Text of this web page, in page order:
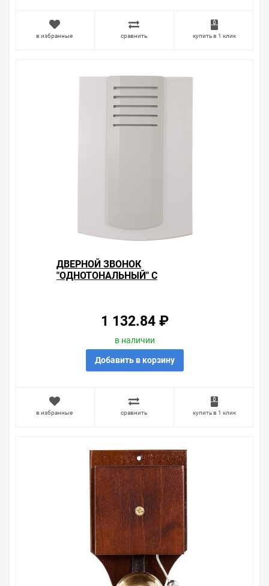
вопросы.
в избранные сравнить купить в 1 клик
ДВЕРНОЙ ЗВОНОК
"ОДНОТОНАЛЬНЫЙ" С
1 132.84 ₽
в наличии
Добавить в корзину
в избранные сравнить купить в 1 клик